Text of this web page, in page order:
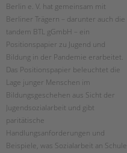
Berlin e. V. hat gemeinsam mit
Berliner Trägern – darunter auch die
tandem BTL gGmbH – ein
Positionspapier zu Jugend und
Bildung in der Pandemie erarbeitet.
Das Positionspapier beleuchtet die
Lage junger Menschen im
Bildungsgeschehen aus Sicht der
Jugendsozialarbeit und gibt
paritätische
Handlungsanforderungen und
Beispiele, was Sozialarbeit an Schule